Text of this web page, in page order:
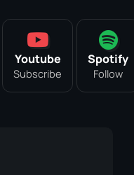
Youtube
Subscribe
Spotify
Follow